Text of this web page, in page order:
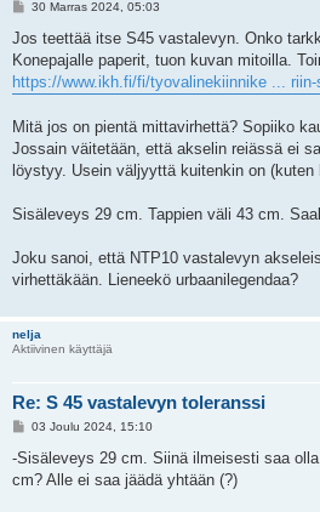
V
e
t
i
30 Marras 2024, 05:03
Jos teettää itse S45 vastalevyn. Onko
Konepajalle paperit, tuon kuvan mitoilla.
https://www.ikh.fi/fi/tyovalinekiinnike ... riin-
Mitä jos on pientä mittavirhettä? Sopiiko
Jossain väitetään, että akselin reiässä ei
löystyy. Usein väljyyttä kuitenkin on (kuten
Sisäleveys 29 cm. Tappien väli 43 cm.
Joku sanoi, että NTP10 vastalevyn
virhettäkään. Lieneekö urbaanilegendaa?
nelja
Aktiivinen käyttäjä
Re: S 45 vastalevyn toleranssi
V
e
t
03 Joulu 2024, 15:10
-Sisäleveys 29 cm. Siinä ilmeisesti saa
cm? Alle ei saa jäädä yhtään (?)